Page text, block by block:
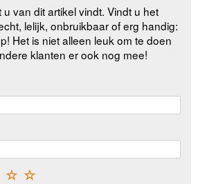
van dit artikel vindt. Vindt u het
lelijk, onbruikbaar of erg handig:
Het is niet alleen leuk om te doen
klanten er ook nog mee!
☆
☆